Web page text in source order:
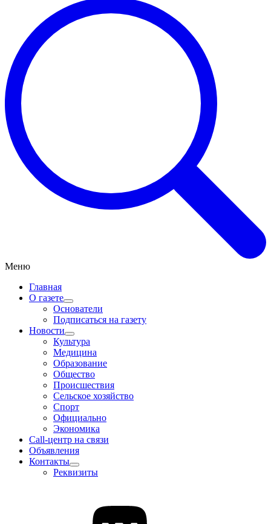
Меню
Главная
О газете
Основатели
Подписаться на газету
Новости
Культура
Медицина
Образование
Общество
Происшествия
Сельское хозяйство
Спорт
Официально
Экономика
Call-центр на связи
Объявления
Контакты
Реквизиты